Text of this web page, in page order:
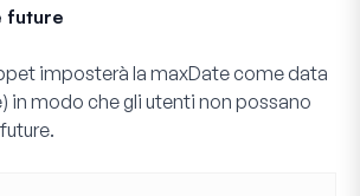
future
imposterà la maxDate come data
in modo che gli utenti non possano